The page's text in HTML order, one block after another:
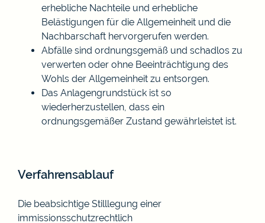
erhebliche Nachteile und erhebliche
Belästigungen für die Allgemeinheit und die
Nachbarschaft hervorgerufen werden.
Abfälle sind ordnungsgemäß und schadlos zu
verwerten oder ohne Beeinträchtigung des
Wohls der Allgemeinheit zu entsorgen.
Das Anlagengrundstück ist so
wiederherzustellen, dass ein
ordnungsgemäßer Zustand gewährleistet ist.
Verfahrensablauf
Die beabsichtige Stilllegung einer
immissionsschutzrechtlich